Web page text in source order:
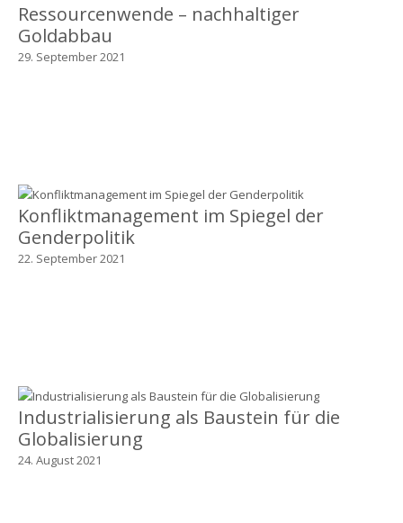
Ressourcenwende – nachhaltiger
Goldabbau
29. September 2021
Konfliktmanagement im Spiegel der
Genderpolitik
22. September 2021
Industrialisierung als Baustein für die
Globalisierung
24. August 2021